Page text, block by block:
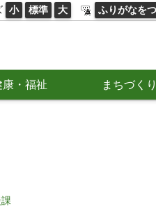
小 標準 大 ふりがなを
康・福祉 まちづく